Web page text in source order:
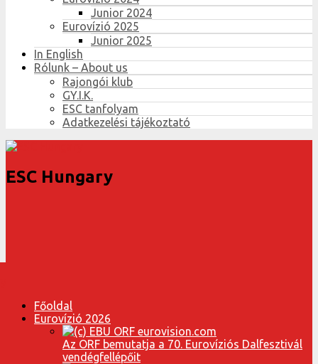
Junior 2024
Eurovízió 2025
Junior 2025
In English
Rólunk – About us
Rajongói klub
GY.I.K.
ESC tanfolyam
Adatkezelési tájékoztató
ESC Hungary
Főoldal
Eurovízió 2026
Az ORF bemutatja a 70. Eurovíziós Dalfesztivál
vendégfellépőit